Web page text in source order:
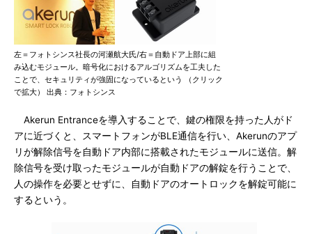
左＝フォトシンス社長の河瀬航大氏/右＝自動ドア上部に組
み込むモジュール。暗号化におけるアルゴリズムを工夫した
ことで、セキュリティが強固になっているという （クリック
で拡大） 出典：フォトシンス
Akerun Entranceを導入することで、鍵の権限を持った人がド
アに近づくと、スマートフォンがBLE通信を行い、Akerunのアプ
リが解除信号を自動ドア内部に搭載されたモジュールに送信。解
除信号を受け取ったモジュールが自動ドアの解錠を行うことで、
人の操作を必要とせずに、自動ドアのオートロックを解錠可能に
するという。